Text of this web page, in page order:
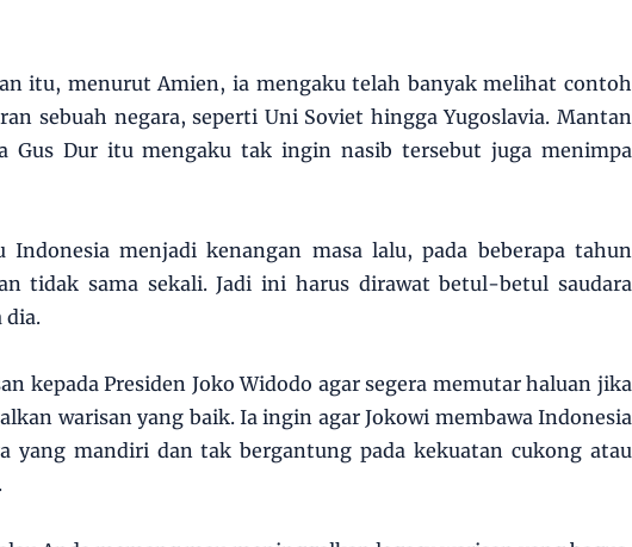
itu, menurut Amien, ia mengaku telah banyak melihat contoh
sebuah negara, seperti Uni Soviet hingga Yugoslavia. Mantan
Gus Dur itu mengaku tak ingin nasib tersebut juga menimpa
Indonesia menjadi kenangan masa lalu, pada beberapa tahun
tidak sama sekali. Jadi ini harus dirawat betul-betul saudara
dia.
kepada Presiden Joko Widodo agar segera memutar haluan jika
warisan yang baik. Ia ingin agar Jokowi membawa Indonesia
yang mandiri dan tak bergantung pada kekuatan cukong atau